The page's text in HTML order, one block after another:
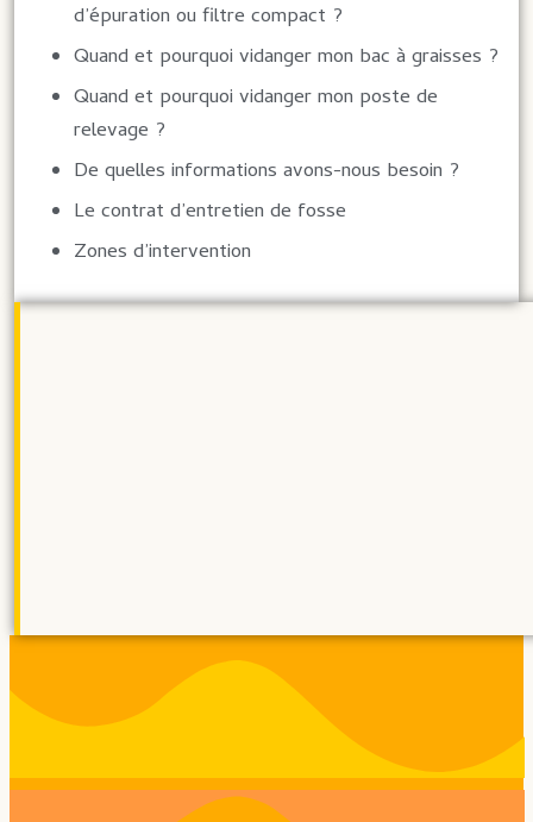
d’épuration ou filtre compact ?
Quand et pourquoi vidanger mon bac à graisses ?
Quand et pourquoi vidanger mon poste de
relevage ?
De quelles informations avons-nous besoin ?
Le contrat d’entretien de fosse
Zones d’intervention